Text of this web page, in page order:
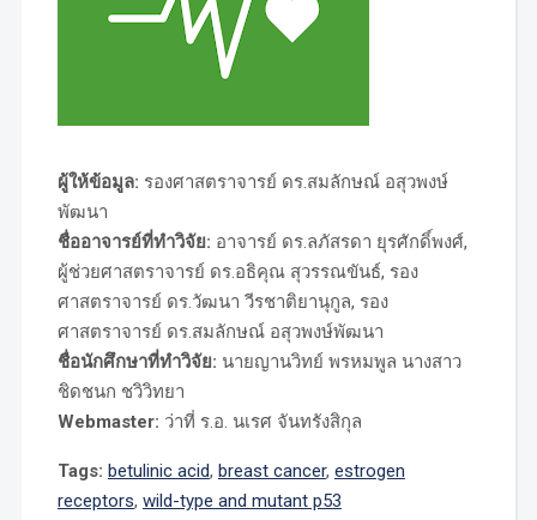
ผู้ให้ข้อมูล: รองศาสตราจารย์ ดร.สมลักษณ์ อสุวพงษ์
พัฒนา
ชื่ออาจารย์ที่ทำวิจัย: อาจารย์ ดร.ลภัสรดา ยุรศักดิ์พงศ์,
ผู้ช่วยศาสตราจารย์ ดร.อธิคุณ สุวรรณขันธ์, รอง
ศาสตราจารย์ ดร.วัฒนา วีรชาติยานุกูล, รอง
ศาสตราจารย์ ดร.สมลักษณ์ อสุวพงษ์พัฒนา
ชื่อนักศึกษาที่ทำวิจัย: นายญานวิทย์ พรหมพูล นางสาว
ชิดชนก ชวิวิทยา
Webmaster: ว่าที่ ร.อ. นเรศ จันทรังสิกุล
Tags: betulinic acid, breast cancer, estrogen
receptors, wild-type and mutant p53